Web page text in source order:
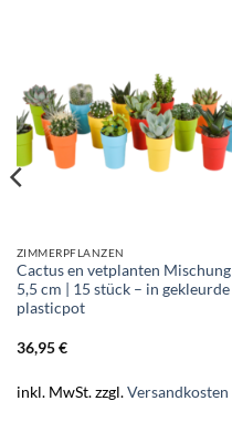
ZIMMERPFLANZEN
Cactus en vetplanten Mischung
5,5 cm | 15 stück – in gekleurde
plasticpot
36,95€
inkl. MwSt.zzgl.Versandkosten